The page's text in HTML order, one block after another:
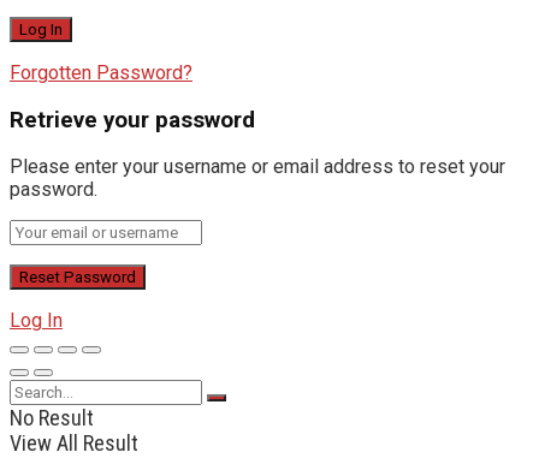
Forgotten Password?
Retrieve your password
Please enter your username or email address to reset your
password.
Log In
No Result
View All Result